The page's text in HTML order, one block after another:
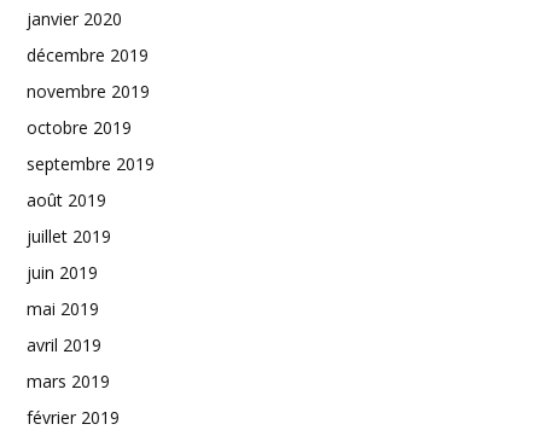
janvier 2020
décembre 2019
novembre 2019
octobre 2019
septembre 2019
août 2019
juillet 2019
juin 2019
mai 2019
avril 2019
mars 2019
février 2019